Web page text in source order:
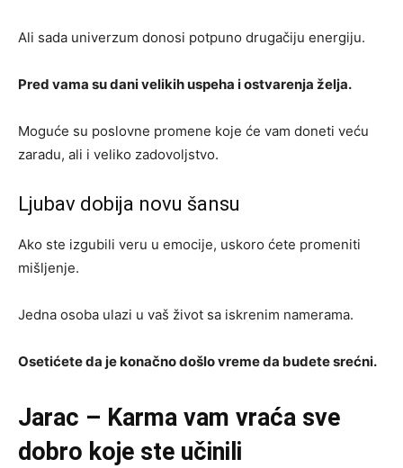
Ali sada univerzum donosi potpuno drugačiju energiju.
Pred vama su dani velikih uspeha i ostvarenja želja.
Moguće su poslovne promene koje će vam doneti veću
zaradu, ali i veliko zadovoljstvo.
Ljubav dobija novu šansu
Ako ste izgubili veru u emocije, uskoro ćete promeniti
mišljenje.
Jedna osoba ulazi u vaš život sa iskrenim namerama.
Osetićete da je konačno došlo vreme da budete srećni.
Jarac – Karma vam vraća sve
dobro koje ste učinili